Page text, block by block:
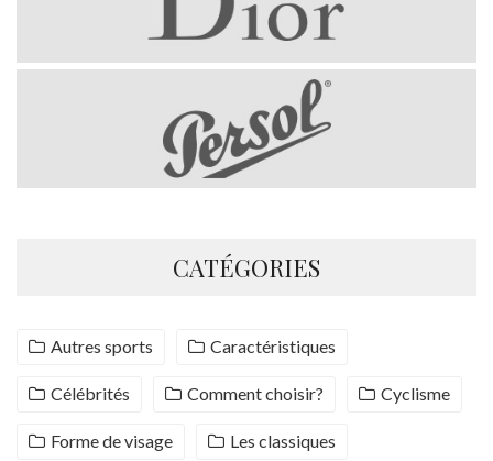
CATÉGORIES
Autres sports Caractéristiques
Célébrités Comment choisir? Cyclisme
Forme de visage Les classiques